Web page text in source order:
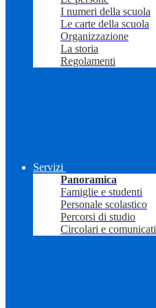
I numeri della scuola
Le carte della scuola
Organizzazione
La storia
Regolamenti
Servizi
Panoramica
Famiglie e studenti
Personale scolastico
Percorsi di studio
Circolari e comunicati